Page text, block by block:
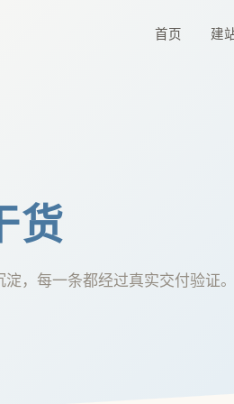
首页 建
货
，每一条都经过真实交付验证。